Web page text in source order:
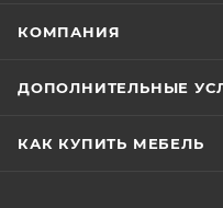
КОМПАНИЯ
ДОПОЛНИТЕЛЬНЫЕ
КАК КУПИТЬ МЕБЕЛЬ